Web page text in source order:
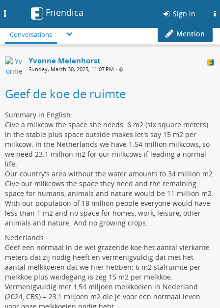
Friendica Sign in
Conversations Mention
Yvonne Melenhorst
Sunday, March 30, 2025, 11:07 PM •
Geef de koe de ruimte
Summary in English:
Give a milkcow the space she needs: 6 m2 (six square meters)
in the stable plus space outside makes let's say 15 m2 per
milkcow. In the Netherlands we have 1.54 million milkcows, so
we need 23.1 million m2 for our milkcows if leading a normal
life.
Our country's area without the water amounts to 34 million m2.
Give our milkcows the space they need and the remaining
space for humans, animals and nature would be 11 million m2.
With our population of 18 million people everyone would have
less than 1 m2 and no space for homes, work, leisure, other
animals and nature. And no growing crops.
Nederlands:
Geef een normaal in de wei grazende koe het aantal vierkante
meters dat zij nodig heeft en vermenigvuldig dat met het
aantal melkkoeien dat we hier hebben: 6 m2 stalruimte per
melkkoe plus weidegang is zeg 15 m2 per melkkoe.
Vermenigvuldig met 1,54 miljoen melkkoeien in Nederland
(2024, CBS) = 23,1 miljoen m2 die je voor een normaal leven